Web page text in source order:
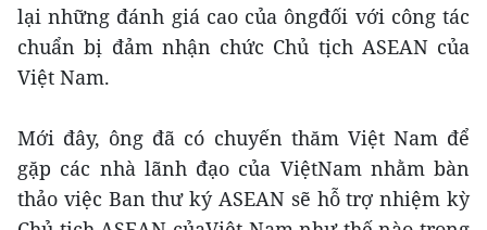
lại những đánh giá cao của ôngđối với công tác
chuẩn bị đảm nhận chức Chủ tịch ASEAN của
Việt Nam.
Mới đây, ông đã có chuyến thăm Việt Nam để
gặp các nhà lãnh đạo của ViệtNam nhằm bàn
thảo việc Ban thư ký ASEAN sẽ hỗ trợ nhiệm kỳ